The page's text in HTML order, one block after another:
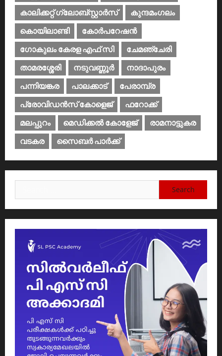
കാലിക്കറ്റ് ഗ്ലോബ്സ്റ്റാർസ്
കുന്ദമംഗലം
കൊയിലാണ്ടി
കോര്‍പറേഷന്‍
ഗോകുലം കേരള എഫ് സി
ചേമഞ്ചേരി
താമരശ്ശേരി
നടുവണ്ണൂര്‍
നാദാപുരം
പന്നിയങ്കര
പാലക്കാട്‌
പേരാമ്പ്ര
പ്രോവിഡന്‍സ് കോളെജ്‌
ഫറോക്ക്
മലപ്പുറം
മെഡിക്കൽ കോളേജ്‌
രാമനാട്ടുകര
വടകര
സൈബര്‍ പാര്‍ക്ക്‌
for: